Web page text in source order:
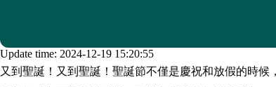
Update time: 2024-12-19 15:20:55
又到聖誕！又到聖誕！聖誕節不僅是慶祝和放假的時